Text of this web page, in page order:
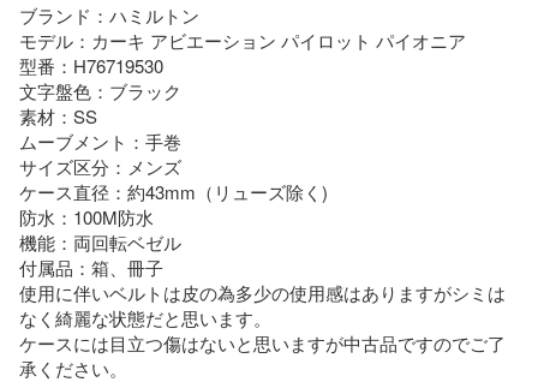
ブランド：ハミルトン
モデル：カーキ アビエーション パイロット パイオニア
型番：H76719530
文字盤色：ブラック
素材：SS
ムーブメント：手巻
サイズ区分：メンズ
ケース直径：約43mm（リューズ除く)
防水：100M防水
機能：両回転ベゼル
付属品：箱、冊子
使用に伴いベルトは皮の為多少の使用感はありますがシミは
なく綺麗な状態だと思います。
ケースには目立つ傷はないと思いますが中古品ですのでご了
承ください。